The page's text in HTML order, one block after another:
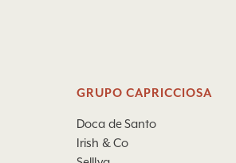
GRUPO CAPRICCIOSA
Doca de Santo
Irish & Co